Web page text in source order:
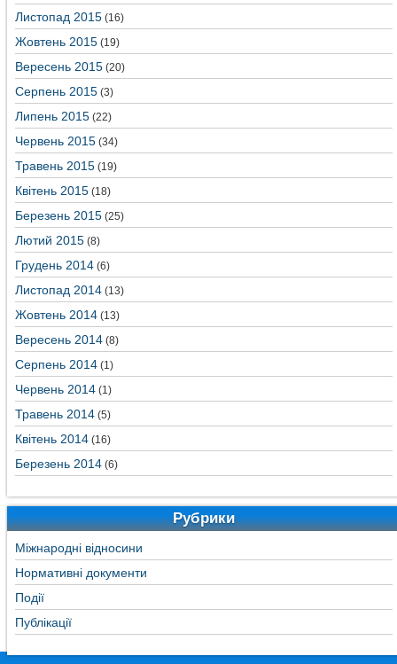
Листопад 2015 (16)
Жовтень 2015 (19)
Вересень 2015 (20)
Серпень 2015 (3)
Липень 2015 (22)
Червень 2015 (34)
Травень 2015 (19)
Квітень 2015 (18)
Березень 2015 (25)
Лютий 2015 (8)
Грудень 2014 (6)
Листопад 2014 (13)
Жовтень 2014 (13)
Вересень 2014 (8)
Серпень 2014 (1)
Червень 2014 (1)
Травень 2014 (5)
Квітень 2014 (16)
Березень 2014 (6)
Рубрики
Міжнародні відносини
Нормативні документи
Події
Публікації